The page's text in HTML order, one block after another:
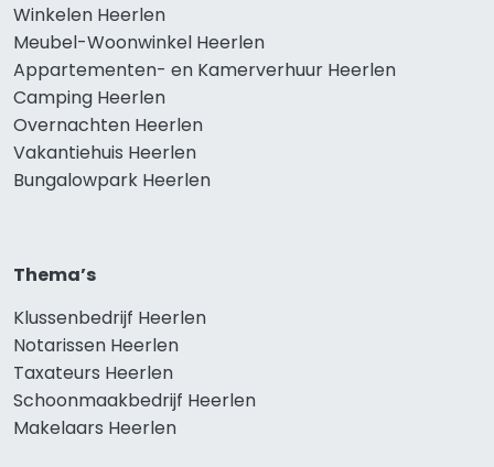
Winkelen Heerlen
Meubel-Woonwinkel Heerlen
Appartementen- en Kamerverhuur Heerlen
Camping Heerlen
Overnachten Heerlen
Vakantiehuis Heerlen
Bungalowpark Heerlen
Thema’s
Klussenbedrijf Heerlen
Notarissen Heerlen
Taxateurs Heerlen
Schoonmaakbedrijf Heerlen
Makelaars Heerlen